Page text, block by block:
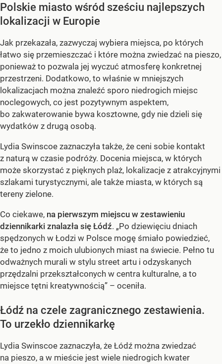
Polskie miasto wśród sześciu najlepszych
lokalizacji w Europie
Jak przekazała, zazwyczaj wybiera miejsca, po których
łatwo się przemieszczać i które można zwiedzać na pieszo,
ponieważ to pozwala jej wyczuć atmosferę konkretnej
przestrzeni. Dodatkowo, to właśnie w mniejszych
lokalizacjach można znaleźć sporo niedrogich miejsc
noclegowych, co jest pozytywnym aspektem,
bo zakwaterowanie bywa kosztowne, gdy nie dzieli się
wydatków z drugą osobą.
Lydia Swinscoe zaznaczyła także, że ceni sobie kontakt
z naturą w czasie podróży. Docenia miejsca, w których
może skorzystać z pięknych plaż, lokalizacje z atrakcyjnymi
szlakami turystycznymi, ale także miasta, w których są
tereny zielone.
Co ciekawe, na pierwszym miejscu w zestawieniu
dziennikarki znalazła się Łódź. „Po dziewięciu dniach
spędzonych w Łodzi w Polsce mogę śmiało powiedzieć,
że to jedno z moich ulubionych miast na świecie. Pełno tu
odważnych murali w stylu street artu i odzyskanych
przędzalni przekształconych w centra kulturalne, a to
miejsce tętni kreatywnością” – oceniła.
Łódź na czele zagranicznego zestawienia.
To urzekło dziennikarkę
Lydia Swinscoe zaznaczyła, że Łódź można zwiedzać
na pieszo, a w mieście jest wiele niedrogich kwater